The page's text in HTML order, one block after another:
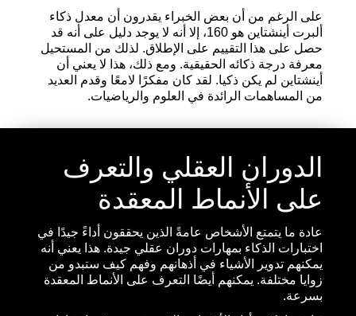
على الرغم من أن بعض الخبراء يقدرون أن معدل ذكاء
ألبرت أينشتاين هو 160، إلا أنه لا يوجد دليل على أنه قد
حصل على هذا التقييم على الإطلاق. لذلك من المستحيل
معرفة درجة ذكائه الحقيقية. ومع ذلك، هذا لا يعني أن
أينشتاين لم يكن ذكيا. لقد كان مفكرًا لامعًا وقدم العديد
من المساهمات الرائدة في العلوم والرياضيات.
الدوران العقلي والتعرف
على الأنماط المعقدة
عادة ما يتمتع الأشخاص عامةً الذين يحققون أداءً جيدًا في
اختبارات الذكاء بمهارات دوران عقلي جيدة. هذا يعني أنه
يمكنهم تدوير الأشياء في أذهانهم وفهم كيف ستبدو من
زوايا مختلفة. يمكنهم أيضًا التعرف على الأنماط المعقدة
بسرعة.